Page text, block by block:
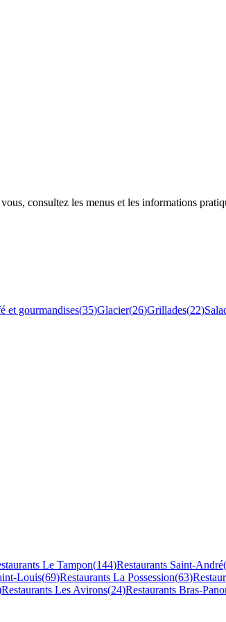
consultez les menus et les informations
et gourmandises(35)Glacier(26)Grillades(22)
Le Tampon(144)Restaurants Saint-André(
Louis(69)Restaurants La Possession(63)
Restaurants Les Avirons(24)Restaurants Bras-